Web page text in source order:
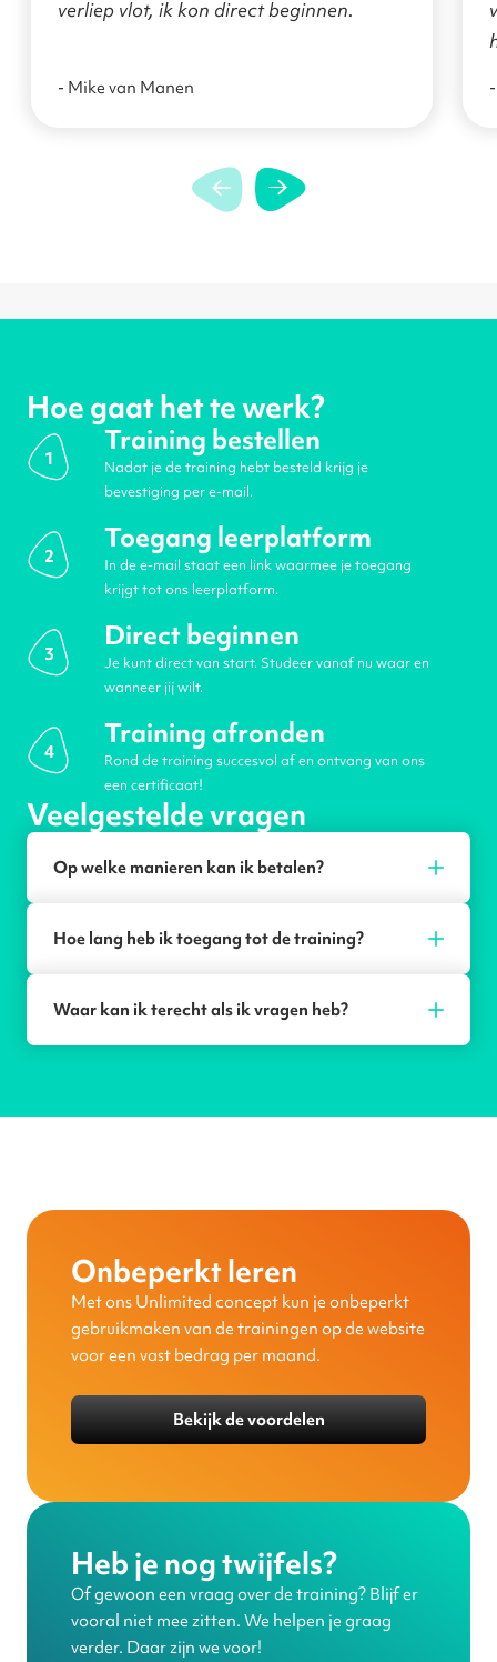
verliep vlot, ik kon direct beginnen.
- Mike van Manen
Hoe gaat het te werk?
1
Training bestellen
Nadat je de training hebt besteld krijg je
bevestiging per e-mail.
2
Toegang leerplatform
In de e-mail staat een link waarmee je toegang
krijgt tot ons leerplatform.
3
Direct beginnen
Je kunt direct van start. Studeer vanaf nu waar en
wanneer jij wilt.
4
Training afronden
Rond de training succesvol af en ontvang van ons
een certificaat!
Veelgestelde vragen
Op welke manieren kan ik betalen?
Hoe lang heb ik toegang tot de training?
Waar kan ik terecht als ik vragen heb?
Onbeperkt leren
Met ons Unlimited concept kun je onbeperkt
gebruikmaken van de trainingen op de website
voor een vast bedrag per maand.
Bekijk de voordelen
Heb je nog twijfels?
Of gewoon een vraag over de training? Blijf er
vooral niet mee zitten. We helpen je graag
verder. Daar zijn we voor!